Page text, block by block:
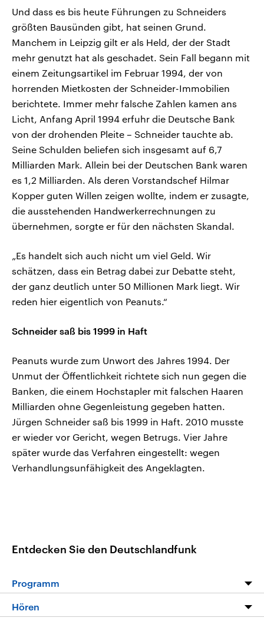
Und dass es bis heute Führungen zu Schneiders
größten Bausünden gibt, hat seinen Grund.
Manchem in Leipzig gilt er als Held, der der Stadt
mehr genutzt hat als geschadet. Sein Fall begann mit
einem Zeitungsartikel im Februar 1994, der von
horrenden Mietkosten der Schneider-Immobilien
berichtete. Immer mehr falsche Zahlen kamen ans
Licht, Anfang April 1994 erfuhr die Deutsche Bank
von der drohenden Pleite – Schneider tauchte ab.
Seine Schulden beliefen sich insgesamt auf 6,7
Milliarden Mark. Allein bei der Deutschen Bank waren
es 1,2 Milliarden. Als deren Vorstandschef Hilmar
Kopper guten Willen zeigen wollte, indem er zusagte,
die ausstehenden Handwerkerrechnungen zu
übernehmen, sorgte er für den nächsten Skandal.
„Es handelt sich auch nicht um viel Geld. Wir
schätzen, dass ein Betrag dabei zur Debatte steht,
der ganz deutlich unter 50 Millionen Mark liegt. Wir
reden hier eigentlich von Peanuts.“
Schneider saß bis 1999 in Haft
Peanuts wurde zum Unwort des Jahres 1994. Der
Unmut der Öffentlichkeit richtete sich nun gegen die
Banken, die einem Hochstapler mit falschen Haaren
Milliarden ohne Gegenleistung gegeben hatten.
Jürgen Schneider saß bis 1999 in Haft. 2010 musste
er wieder vor Gericht, wegen Betrugs. Vier Jahre
später wurde das Verfahren eingestellt: wegen
Verhandlungsunfähigkeit des Angeklagten.
Entdecken Sie den Deutschlandfunk
Programm
Programm
Hören